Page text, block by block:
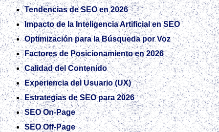
Tendencias de SEO en 2026
Impacto de la Inteligencia Artificial en SEO
Optimización para la Búsqueda por Voz
Factores de Posicionamiento en 2026
Calidad del Contenido
Experiencia del Usuario (UX)
Estrategias de SEO para 2026
SEO On‑Page
SEO Off‑Page